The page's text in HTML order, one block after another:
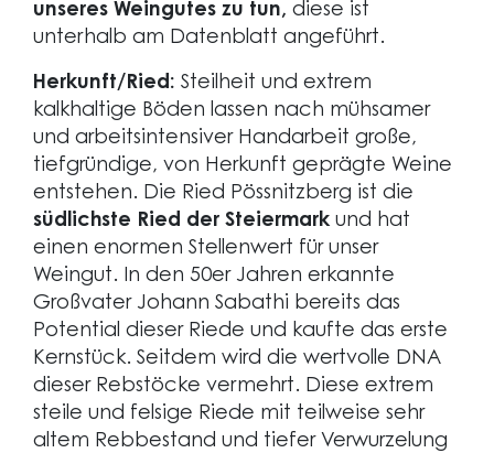
unseres Weingutes zu tun, diese ist
unterhalb am Datenblatt angeführt.
Herkunft/Ried: Steilheit und extrem
kalkhaltige Böden lassen nach mühsamer
und arbeitsintensiver Handarbeit große,
tiefgründige, von Herkunft geprägte Weine
entstehen. Die Ried Pössnitzberg ist die
südlichste Ried der Steiermarkund hat
einen enormen Stellenwert für unser
Weingut. In den 50er Jahren erkannte
Großvater Johann Sabathi bereits das
Potential dieser Riede und kaufte das erste
Kernstück. Seitdem wird die wertvolle DNA
dieser Rebstöcke vermehrt. Diese extrem
steile und felsige Riede mit teilweise sehr
altem Rebbestand und tiefer Verwurzelung